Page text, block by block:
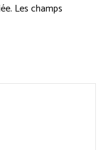
Les champs